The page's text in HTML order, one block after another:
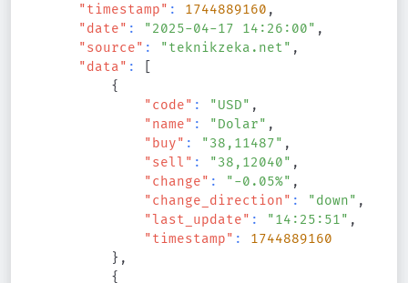
"timestamp" : 1744889160 ,
"date" : "2025-04-17 14:26:00" ,
"source" : "teknikzeka.net" ,
"data" :
{
"code" : "USD" ,
"name" : "Dolar" ,
"buy" : "38,11487" ,
"sell" : "38,12040" ,
"change" : "-0.05%" ,
"change_direction" : "down" ,
"last_update" : "14:25:51" ,
"timestamp" :
1744889160
} ,
{